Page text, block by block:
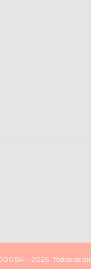
- 2026. Todos os